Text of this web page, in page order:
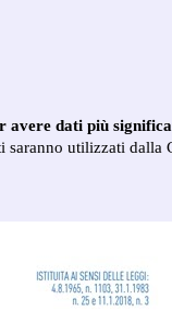
dati più
utilizzati dalla